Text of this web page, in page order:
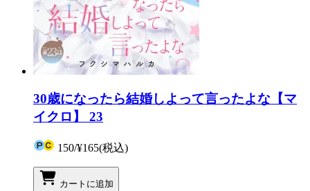
30歳になったら結婚しよって言ったよな【マ
イクロ】 23
150/¥165(税込)
カートに追加